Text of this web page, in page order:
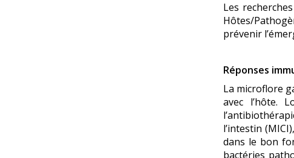
Les
Hôtes/
prévenir
Réponses
La microflore
avec l’hôte.
l’intestin
dans le bon
bactéries